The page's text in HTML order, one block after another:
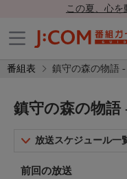
この夏、心を
番組表 鎮守の森の物語
鎮守の森の物語
放送スケジュール一
前回の放送